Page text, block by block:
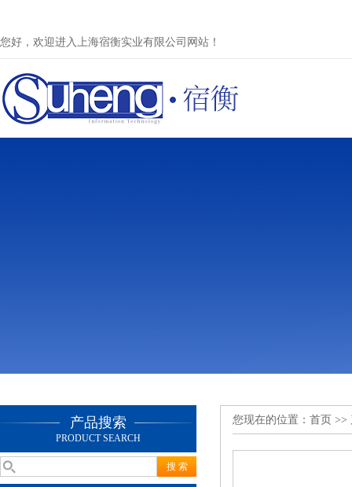
您好，欢迎进入上海宿衡实业有限公司网站！
产品搜索
PRODUCT SEARCH
您现在的位置： 首页 >>